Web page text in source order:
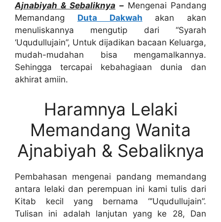
Ajnabiyah & Sebaliknya – Mengenai Pandang
Memandang Duta Dakwah akan akan
menuliskannya mengutip dari “Syarah
‘Uqudullujain”, Untuk dijadikan bacaan Keluarga,
mudah-mudahan bisa mengamalkannya.
Sehingga tercapai kebahagiaan dunia dan
akhirat amiin.
Haramnya Lelaki
Memandang Wanita
Ajnabiyah & Sebaliknya
Pembahasan mengenai pandang memandang
antara lelaki dan perempuan ini kami tulis dari
Kitab kecil yang bernama “’Uqudullujain”.
Tulisan ini adalah lanjutan yang ke 28, Dan